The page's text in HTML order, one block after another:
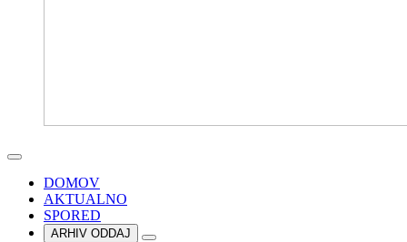
DOMOV
AKTUALNO
SPORED
ARHIV ODDAJ